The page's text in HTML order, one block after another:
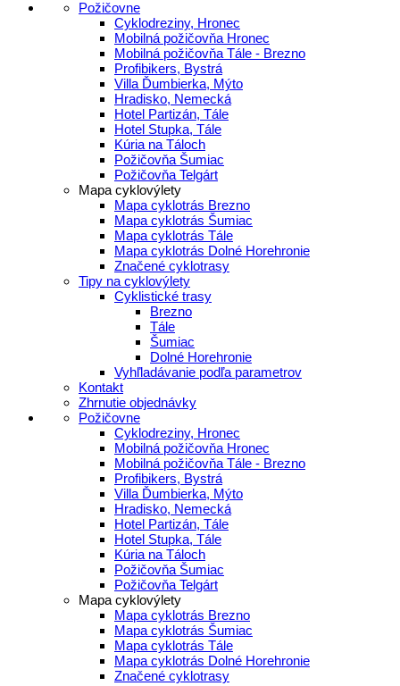
Požičovne
Cyklodreziny, Hronec
Mobilná požičovňa Hronec
Mobilná požičovňa Tále - Brezno
Profibikers, Bystrá
Villa Ďumbierka, Mýto
Hradisko, Nemecká
Hotel Partizán, Tále
Hotel Stupka, Tále
Kúria na Táloch
Požičovňa Šumiac
Požičovňa Telgárt
Mapa cyklovýlety
Mapa cyklotrás Brezno
Mapa cyklotrás Šumiac
Mapa cyklotrás Tále
Mapa cyklotrás Dolné Horehronie
Značené cyklotrasy
Tipy na cyklovýlety
Cyklistické trasy
Brezno
Tále
Šumiac
Dolné Horehronie
Vyhľladávanie podľa parametrov
Kontakt
Zhrnutie objednávky
Požičovne
Cyklodreziny, Hronec
Mobilná požičovňa Hronec
Mobilná požičovňa Tále - Brezno
Profibikers, Bystrá
Villa Ďumbierka, Mýto
Hradisko, Nemecká
Hotel Partizán, Tále
Hotel Stupka, Tále
Kúria na Táloch
Požičovňa Šumiac
Požičovňa Telgárt
Mapa cyklovýlety
Mapa cyklotrás Brezno
Mapa cyklotrás Šumiac
Mapa cyklotrás Tále
Mapa cyklotrás Dolné Horehronie
Značené cyklotrasy